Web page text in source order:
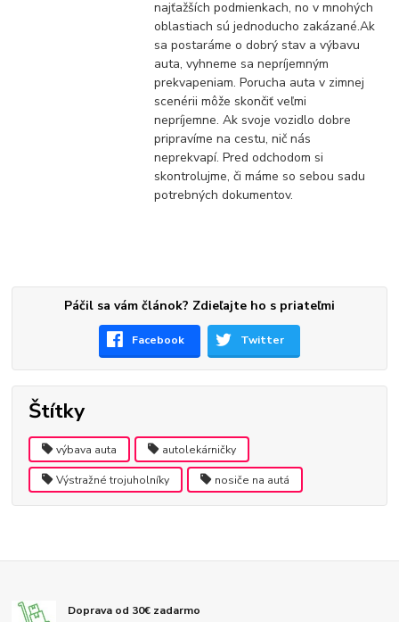
najťažších podmienkach, no v mnohých
oblastiach sú jednoducho zakázané.Ak
sa postaráme o dobrý stav a výbavu
auta, vyhneme sa nepríjemným
prekvapeniam. Porucha auta v zimnej
scenérii môže skončiť veľmi
nepríjemne. Ak svoje vozidlo dobre
pripravíme na cestu, nič nás
neprekvapí. Pred odchodom si
skontrolujme, či máme so sebou sadu
potrebných dokumentov.
Páčil sa vám článok? Zdieľajte ho s priateľmi
Facebook Twitter
Štítky
výbava auta autolekárničky
Výstražné trojuholníky nosiče na autá
Doprava od 30€ zadarmo